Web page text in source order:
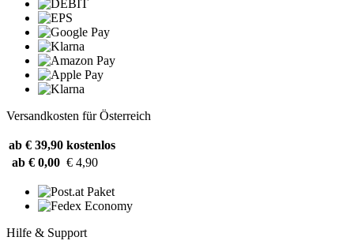
Versandkosten für Österreich
ab € 39,90 kostenlos
ab € 0,00 € 4,90
Hilfe & Support